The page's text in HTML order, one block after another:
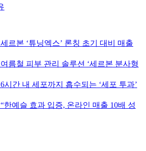
세르본 ‘튜닝엑스’ 론칭 초기 대비 매출
여름철 피부 관리 솔루션 ‘세르본 분사형
6시간 내 세포까지 흡수되는 ‘세포 투과’
“한예슬 효과 입증, 온라인 매출 10배 성